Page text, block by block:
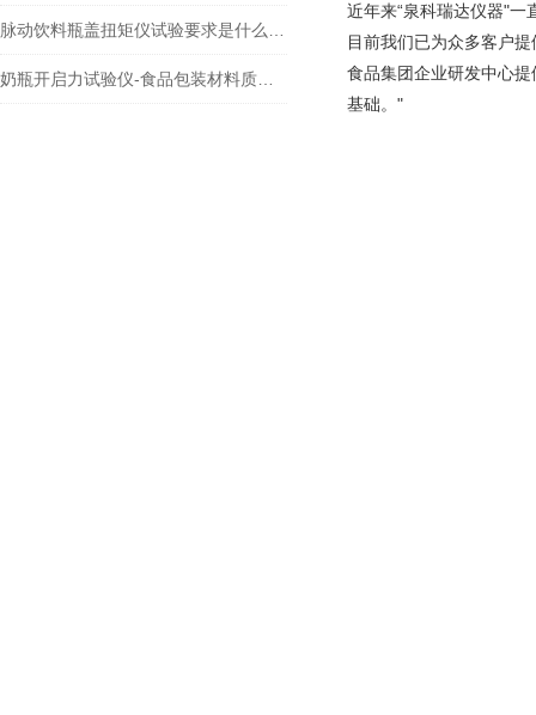
近年来“泉科瑞达仪器"
目前我们已为众多客户
食品集团企业研发中心
基础。"